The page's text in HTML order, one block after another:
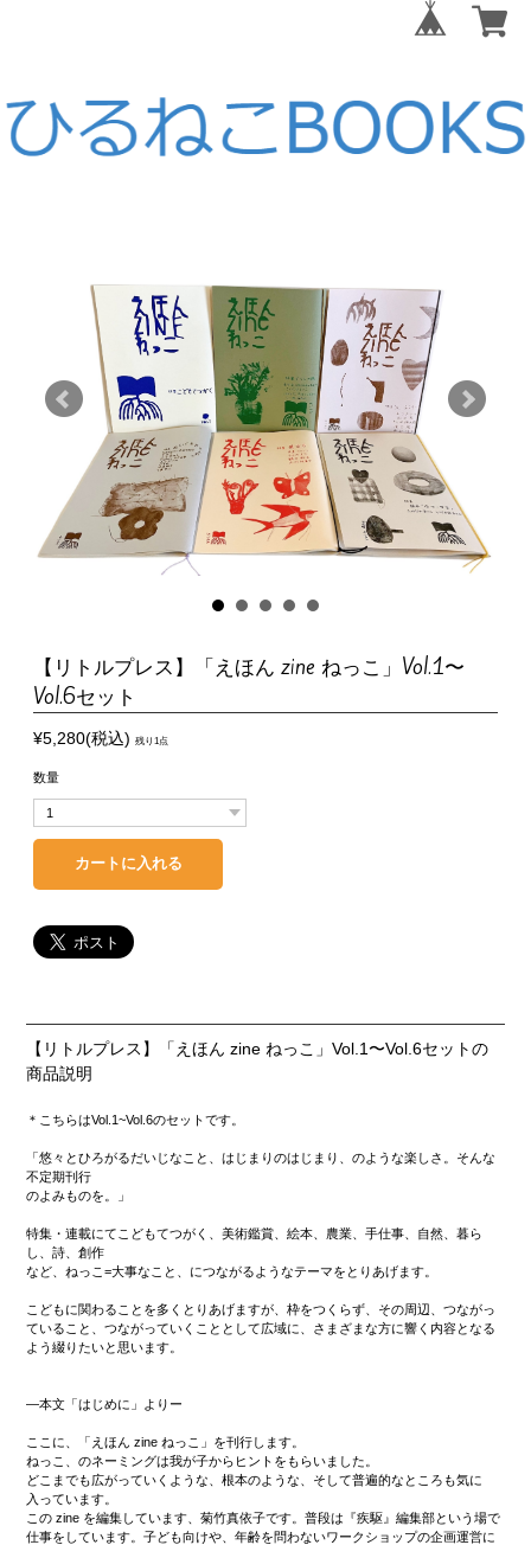
【リトルプレス】「えほん zine ねっこ」Vol.1〜
Vol.6セット
¥5,280(税込) 残り1点
数量
【リトルプレス】「えほん zine ねっこ」Vol.1〜Vol.6セットの
商品説明
＊こちらはVol.1~Vol.6のセットです。
「悠々とひろがるだいじなこと、はじまりのはじまり、のような楽しさ。そんな
不定期刊行
のよみものを。」
特集・連載にてこどもてつがく、美術鑑賞、絵本、農業、手仕事、自然、暮ら
し、詩、創作
など、ねっこ=大事なこと、につながるようなテーマをとりあげます。
こどもに関わることを多くとりあげますが、枠をつくらず、その周辺、つながっ
ていること、つながっていくこととして広域に、さまざまな方に響く内容となる
よう綴りたいと思います。
―本文「はじめに」よりー
ここに、「えほん zine ねっこ」を刊行します。
ねっこ、のネーミングは我が子からヒントをもらいました。
どこまでも広がっていくような、根本のような、そして普遍的なところも気に
入っています。
この zine を編集しています、菊竹真依子です。普段は『疾駆』編集部という場で
仕事をしています。子ども向けや、年齢を問わないワークショップの企画運営に